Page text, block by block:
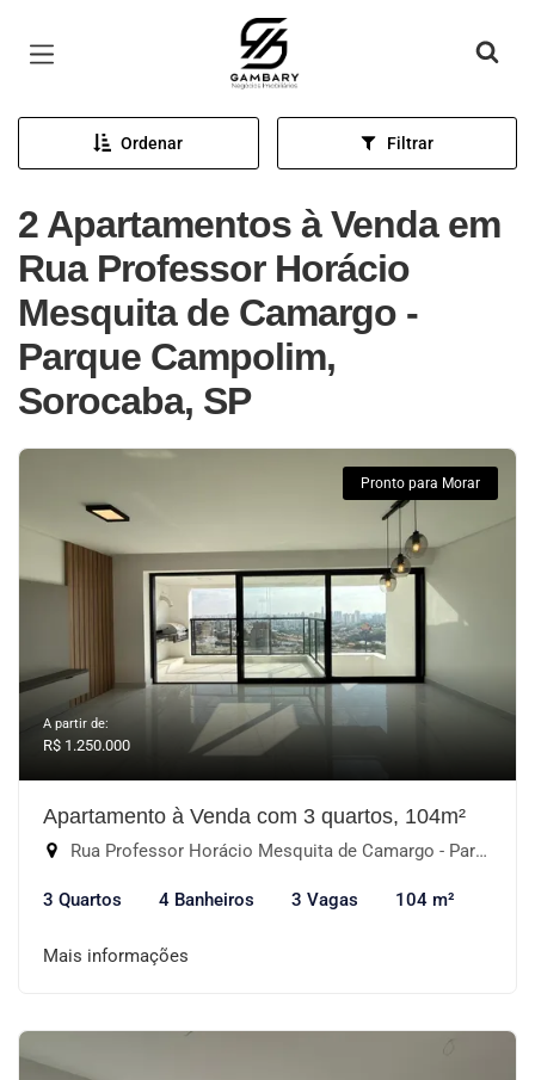
Página inicial
Ordenar Filtrar
2 Apartamentos à Venda em
Rua Professor Horácio
Mesquita de Camargo -
Parque Campolim,
Sorocaba, SP
Pronto para Morar
A partir de:
R$ 1.250.000
Apartamento à Venda com 3 quartos, 104m²
Rua Professor Horácio Mesquita de Camargo - Parque Campolim, Sorocaba-SP
3 Quartos 4 Banheiros 3 Vagas 104 m²
Mais informações